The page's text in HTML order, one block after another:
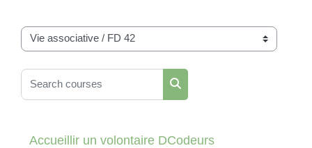
Course categories
Search courses
Search courses
Accueillir un volontaire DCodeurs